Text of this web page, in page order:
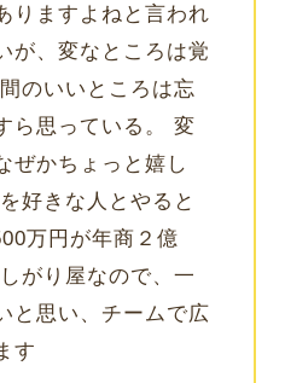
りますよねと言われ
が、変なところは覚
のいいところは忘
ら思っている。 変
ぜかちょっと嬉し
好きな人とやると
万円が年商２億
がり屋なので、一
と思い、チームで広
す